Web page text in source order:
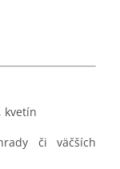
kvetín
či väčších